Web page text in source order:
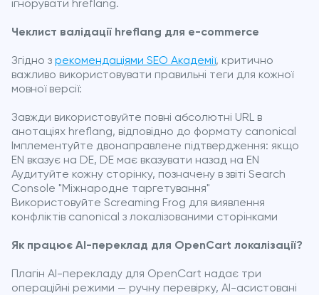
ігнорувати hreflang.
Чеклист валідації hreflang для e-commerce
Згідно з рекомендаціями SEO Академії, критично
важливо використовувати правильні теги для кожної
мовної версії:
Завжди використовуйте повні абсолютні URL в
анотаціях hreflang, відповідно до формату canonical
Імплементуйте двонаправлене підтвердження: якщо
EN вказує на DE, DE має вказувати назад на EN
Аудитуйте кожну сторінку, позначену в звіті Search
Console "Міжнародне таргетування"
Використовуйте Screaming Frog для виявлення
конфліктів canonical з локалізованими сторінками
Як працює AI-переклад для OpenCart локалізації?
Плагін AI-перекладу для OpenCart надає три
операційні режими — ручну перевірку, AI-асистовані